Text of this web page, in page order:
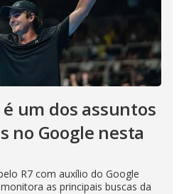
é um dos assuntos
no Google nesta
R7 com auxílio do Google
as principais buscas da